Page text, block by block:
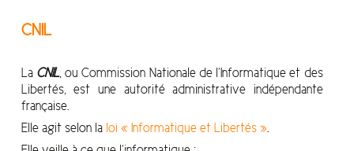
CNIL
La CNIL, ou Commission Nationale de l’Informatique et des
Libertés, est une autorité administrative indépendante
française.
Elle agit selon la loi « Informatique et Libertés ».